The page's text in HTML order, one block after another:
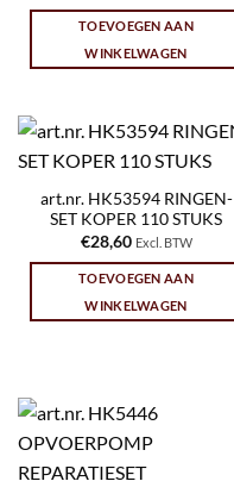
TOEVOEGEN AAN
WINKELWAGEN
art.nr. HK53594 RINGEN-
SET KOPER 110 STUKS
€28,60 Excl. BTW
TOEVOEGEN AAN
WINKELWAGEN